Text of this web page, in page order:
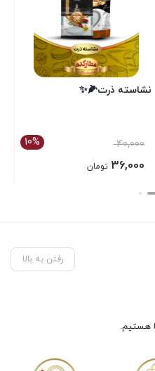
نشاسته ذرت🌽✨
10% 40,000
36,000 تومان
بستن
رفتن به بالا